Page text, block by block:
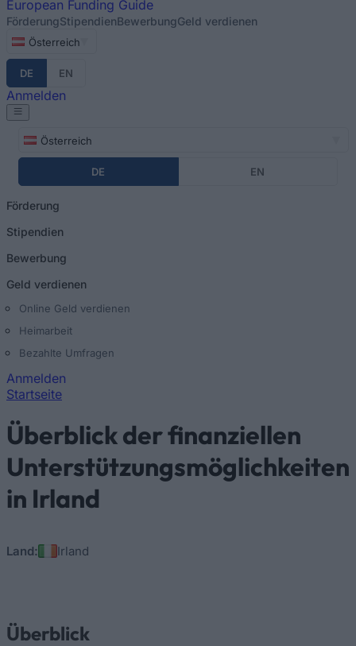
European Funding Guide
FörderungStipendienBewerbungGeld verdienen
Österreich
DE EN
Anmelden
Österreich
DE EN
Förderung
Stipendien
Bewerbung
Geld verdienen
Online Geld verdienen
Heimarbeit
Bezahlte Umfragen
Anmelden
Sie sind hier
Startseite
Überblick der finanziellen
Unterstützungsmöglichkeiten
in Irland
Land: Irland
Überblick